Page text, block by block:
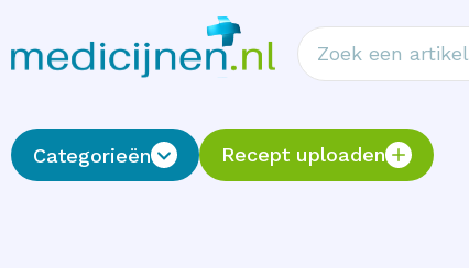
Categorieën Recept uploaden